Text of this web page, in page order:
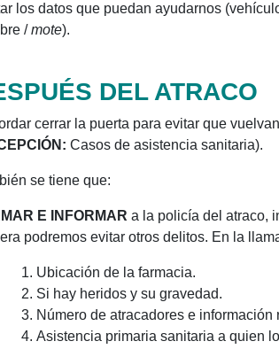
los datos que puedan ayudarnos
/mote).
DEL ATRACO
cerrar la puerta para evitar que
Casos de asistencia sanitaria).
se tiene que:
E INFORMAR a la policía del atraco,
podremos evitar otros delitos. En la
Ubicación de la farmacia.
Si hay heridos y su gravedad.
Número de atracadores e
Asistencia primaria sanitaria a quien